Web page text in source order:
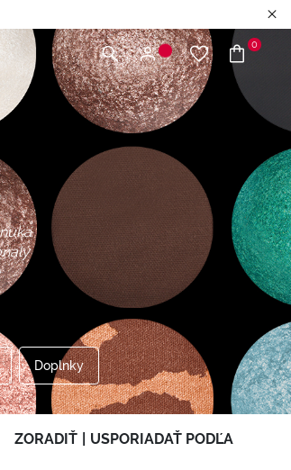
0
Doplnky
ZORADIŤ USPORIADAŤ PODĽA